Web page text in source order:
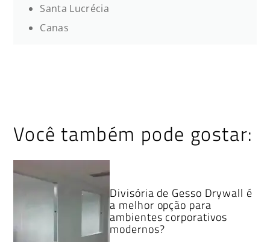
Santa Lucrécia
Canas
Você também pode gostar:
Divisória de Gesso Drywall é
a melhor opção para
ambientes corporativos
modernos?